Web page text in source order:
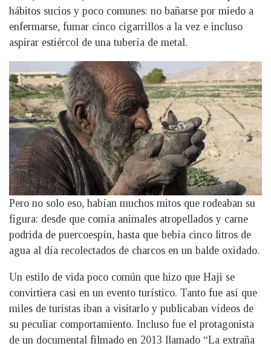
hábitos sucios y poco comunes: no bañarse por miedo a
enfermarse, fumar cinco cigarrillos a la vez e incluso
aspirar estiércol de una tubería de metal.
Pero no solo eso, habían muchos mitos que rodeaban su
figura: desde que comía animales atropellados y carne
podrida de puercoespín, hasta que bebía cinco litros de
agua al día recolectados de charcos en un balde oxidado.
Un estilo de vida poco común que hizo que Haji se
convirtiera casi en un evento turístico. Tanto fue así que
miles de turistas iban a visitarlo y publicaban vídeos de
su peculiar comportamiento. Incluso fue el protagonista
de un documental filmado en 2013 llamado “La extraña